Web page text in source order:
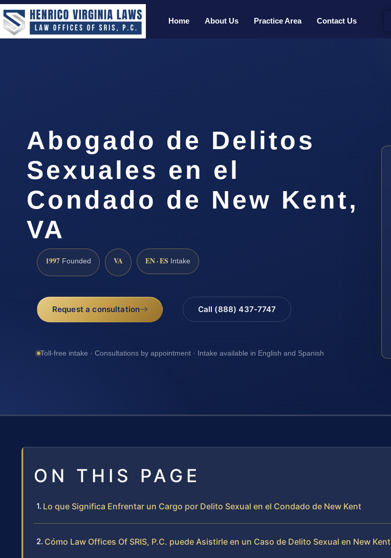
Home About Us Practice Area Contact Us
Abogado de Delitos
Sexuales en el
Condado de New Kent,
VA
1997 Founded VA EN · ES Intake
Request a consultation Call (888) 437-7747
Toll-free intake · Consultations by appointment · Intake available in English and Spanish
ON THIS PAGE
Lo que Significa Enfrentar un Cargo por Delito Sexual en el Condado de New Kent
Cómo Law Offices Of SRIS, P.C. puede Asistirle en un Caso de Delito Sexual en New Kent